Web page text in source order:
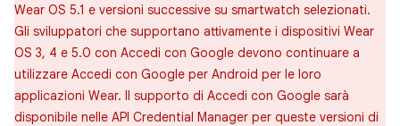
Wear OS 5.1 e versioni successive su smartwatch selezionati.
Gli sviluppatori che supportano attivamente i dispositivi Wear
OS 3, 4 e 5.0 con Accedi con Google devono continuare a
utilizzare Accedi con Google per Android per le loro
applicazioni Wear. Il supporto di Accedi con Google sarà
disponibile nelle API Credential Manager per queste versioni di